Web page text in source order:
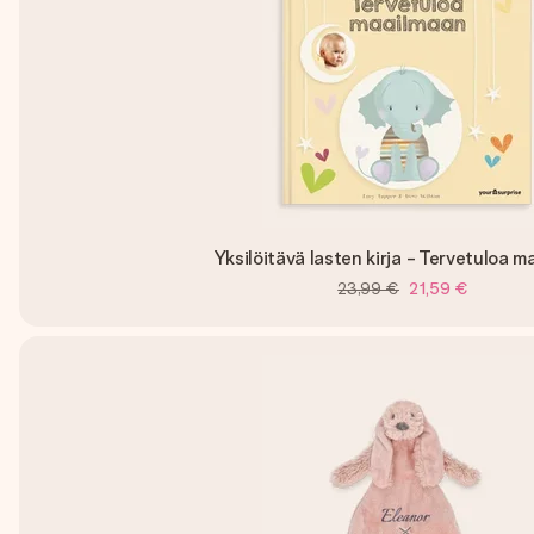
Yksilöitävä lasten kirja - Tervetuloa
23,99 € 21,59 €